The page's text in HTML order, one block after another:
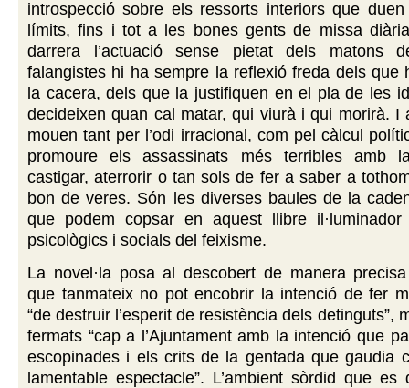
introspecció sobre els ressorts interiors que
límits, fins i tot a les bones gents de missa
darrera l’actuació sense pietat dels matons
falangistes hi ha sempre la reflexió freda dels que
la cacera, dels que la justifiquen en el pla de les
decideixen quan cal matar, qui viurà i qui morirà. I
mouen tant per l’odi irracional, com pel càlcul
promoure els assassinats més terribles amb
castigar, aterrorir o tan sols de fer a saber a
bon de veres. Són les diverses baules de la
que podem copsar en aquest llibre
psicològics i socials del feixisme.
La novel·la posa al descobert de manera
que tanmateix no pot encobrir la intenció de fer
“de destruir l’esperit de resistència dels detinguts”,
fermats “cap a l’Ajuntament amb la intenció que
escopinades i els crits de la gentada que gaudia
lamentable espectacle”. L’ambient sòrdid que